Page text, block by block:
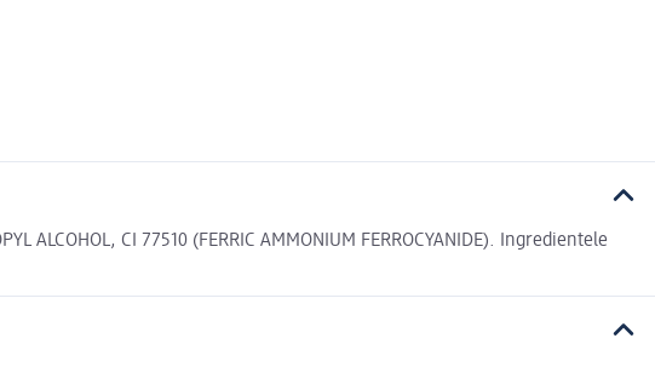
ALCOHOL, CI 77510 (FERRIC AMMONIUM FERROCYANIDE). Ingredientele